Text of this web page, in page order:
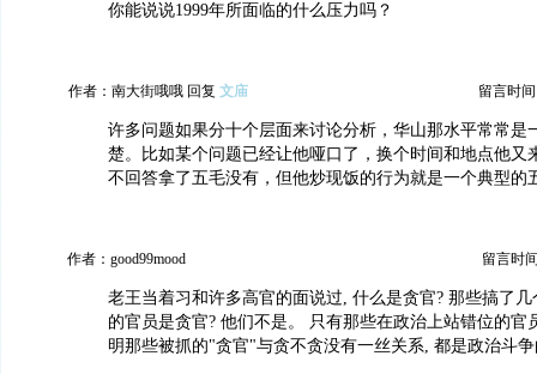
你能说说1999年所面临的什么压力吗？
作者：南大街哦哦 回复 文庙 留言时间
许多问题如果分十个层面来讨论分析，华山那水平常常是
楚。比如某个问题已经让他哑口了，换个时间和地点他又
不回答拿了五毛没有，但他炒现饭的行为就是一个典型的
作者：good99mood 留言时
老王当着习和许多高官的面说过, 什么是贪官? 那些搞了
的官员是贪官? 他们不是。 只有那些在政治上站错位的
明那些被抓的"贪官"与贪不贪没有一丝关系, 都是政治斗